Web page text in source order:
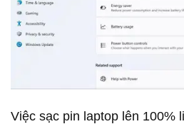
Việc sạc pin laptop lên 100%